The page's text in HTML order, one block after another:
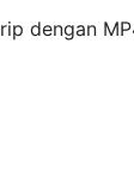
dengan